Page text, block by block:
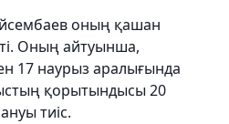
оның қашан
Оның айтуынша,
17 наурыз аралығында
қорытындысы 20
тиіс.